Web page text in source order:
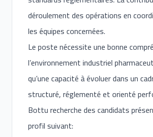
déroulement des opérations en
les équipes concernées.
Le poste nécessite une bonne
l’environnement industriel
qu’une capacité à évoluer dans un
structuré, réglementé et orienté
Bottu recherche des candidats
profil suivant: